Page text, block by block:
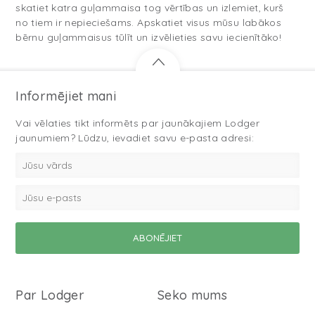
skatiet katra guļammaisa tog vērtības un izlemiet, kurš
no tiem ir nepieciešams. Apskatiet visus mūsu labākos
bērnu guļammaisus tūlīt un izvēlieties savu iecienītāko!
Informējiet mani
Vai vēlaties tikt informēts par jaunākajiem Lodger
jaunumiem? Lūdzu, ievadiet savu e-pasta adresi:
Par Lodger Seko mums